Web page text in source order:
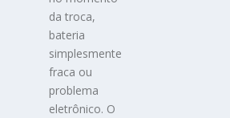
da troca,
bateria
simplesmente
fraca ou
problema
eletrônico. O